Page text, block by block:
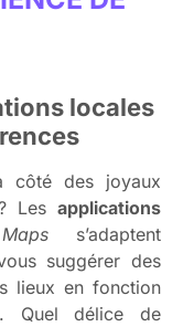
locales
côté des joyaux
Les applications
s’adaptent
suggérer des
lieux en fonction
Quel délice de